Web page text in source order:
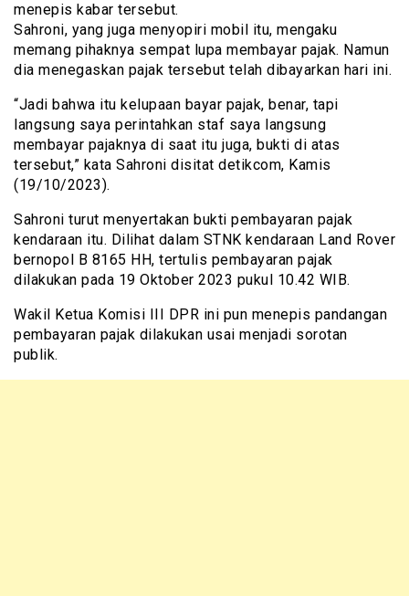
menepis kabar tersebut.
Sahroni, yang juga menyopiri mobil itu, mengaku
memang pihaknya sempat lupa membayar pajak. Namun
dia menegaskan pajak tersebut telah dibayarkan hari ini.
“Jadi bahwa itu kelupaan bayar pajak, benar, tapi
langsung saya perintahkan staf saya langsung
membayar pajaknya di saat itu juga, bukti di atas
tersebut,” kata Sahroni disitat detikcom, Kamis
(19/10/2023).
Sahroni turut menyertakan bukti pembayaran pajak
kendaraan itu. Dilihat dalam STNK kendaraan Land Rover
bernopol B 8165 HH, tertulis pembayaran pajak
dilakukan pada 19 Oktober 2023 pukul 10.42 WIB.
Wakil Ketua Komisi III DPR ini pun menepis pandangan
pembayaran pajak dilakukan usai menjadi sorotan
publik.